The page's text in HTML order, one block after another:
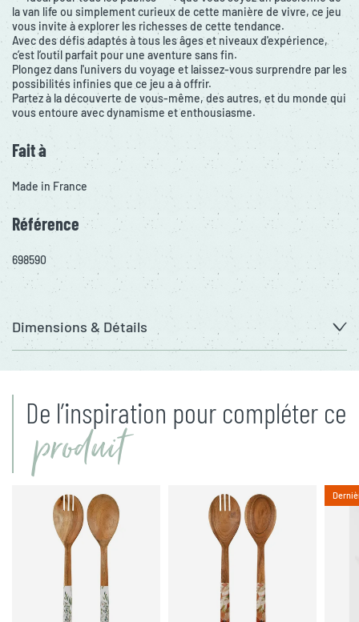
la van life ou simplement curieux de cette manière de vivre, ce jeu
vous invite à explorer les richesses de cette tendance.
Avec des défis adaptés à tous les âges et niveaux d'expérience,
c’est l’outil parfait pour une aventure sans fin.
Plongez dans l'univers du voyage et laissez-vous surprendre par les
possibilités infinies que ce jeu a à offrir.
Partez à la découverte de vous-même, des autres, et du monde qui
vous entoure avec dynamisme et enthousiasme.
Fait à
Made in France
Référence
698590
Dimensions & Détails
De l’inspiration pour compléter ce
produit